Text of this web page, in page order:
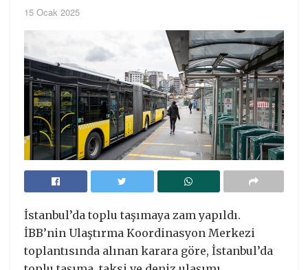
15 Ocak 2025
İstanbul’da toplu taşımaya zam yapıldı.
İBB’nin Ulaştırma Koordinasyon Merkezi
toplantısında alınan karara göre, İstanbul’da